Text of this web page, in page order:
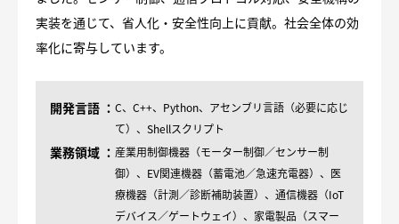
実装を通じて、省人化・安全性向上に貢献。社会全体の効
率化に寄与しています。
開発言語
C、C++、Python、アセンブリ言語（必要に応じ
て）、Shellスクリプト
業務領域
産業用制御機器（モーター制御／センサー制
御）、EV関連機器（蓄電池／急速充電器）、医
療機器（計測／診断補助装置）、通信機器（IoT
デバイス／ゲートウェイ）、家電製品（スマー